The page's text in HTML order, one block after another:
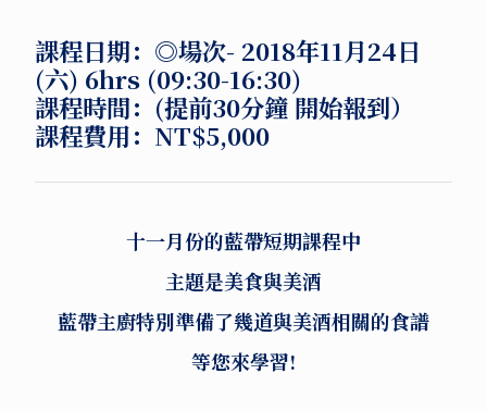
課程日期： ◎場次- 2018年11月24日
(六) 6hrs (09:30-16:30)
課程時間： (提前30分鐘 開始報到）
課程費用： NT$5,000
十一月份的藍帶短期課程中
主題是美食與美酒
藍帶主廚特別準備了幾道與美酒相關的食譜
等您來學習!